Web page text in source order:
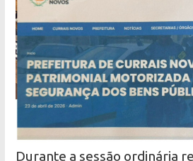
Durante a sessão ordinária